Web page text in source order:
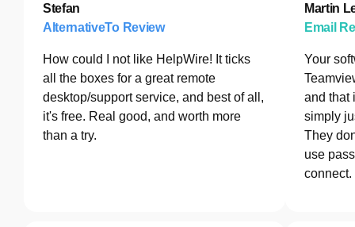
Stefan
AlternativeTo Review
How could I not like HelpWire! It ticks
all the boxes for a great remote
desktop/support service, and best of all,
it's free. Real good, and worth more
than a try.
Martin
Email
Your
and that
simply
They
use
connect.